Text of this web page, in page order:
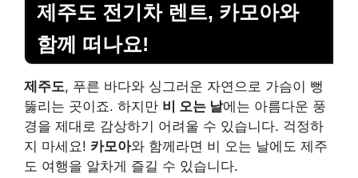
제주도 전기차 렌트, 카모아와
함께 떠나요!
제주도, 푸른 바다와 싱그러운 자연으로 가슴이 뻥
뚫리는 곳이죠. 하지만 비 오는 날에는 아름다운 풍
경을 제대로 감상하기 어려울 수 있습니다. 걱정하
지 마세요! 카모아와 함께라면 비 오는 날에도 제주
도 여행을 알차게 즐길 수 있습니다.